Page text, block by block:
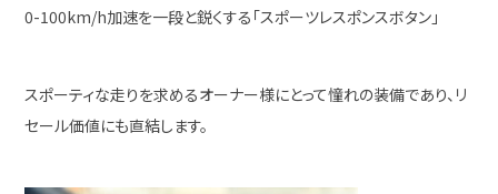
0-100km/h加速を一段と鋭くする「スポーツレスポンスボタン」
スポーティな走りを求めるオーナー様にとって憧れの装備であり、リ
セール価値にも直結します。